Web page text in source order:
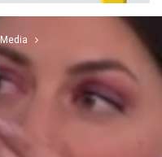
Media